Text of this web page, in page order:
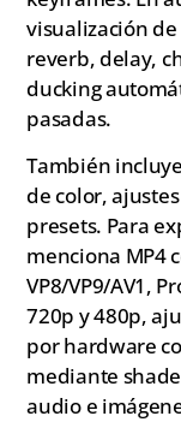
visualización
reverb, delay,
ducking
pasadas.
También
de color, ajustes
presets. Para
menciona MP4
VP8/VP9/AV1,
720p y 480p,
por hardware
mediante
audio e